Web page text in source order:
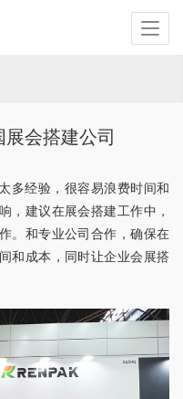
会搭建公司
多经验，很容易浪费时间和
，建议在展会搭建工作中，
。和专业公司合作，确保在
和成本，同时让企业会展搭